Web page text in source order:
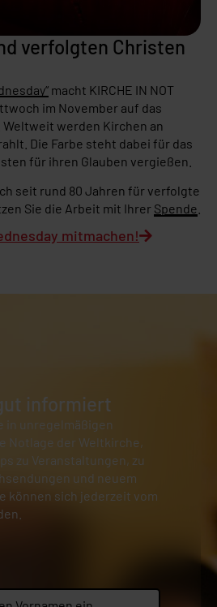
verfolgten Christen
macht KIRCHE IN NOT
im November auf das
werden Kirchen an
Die Farbe steht dabei für das
für ihren Glauben vergießen.
seit rund 80 Jahren für verfolgte
Sie die Arbeit mit Ihrer Spende
mitmachen!
informiert
in unregelmäßigen
Notlage der Weltkirche,
zu Veranstaltungen, zu
und neuem
können sich jederzeit vom